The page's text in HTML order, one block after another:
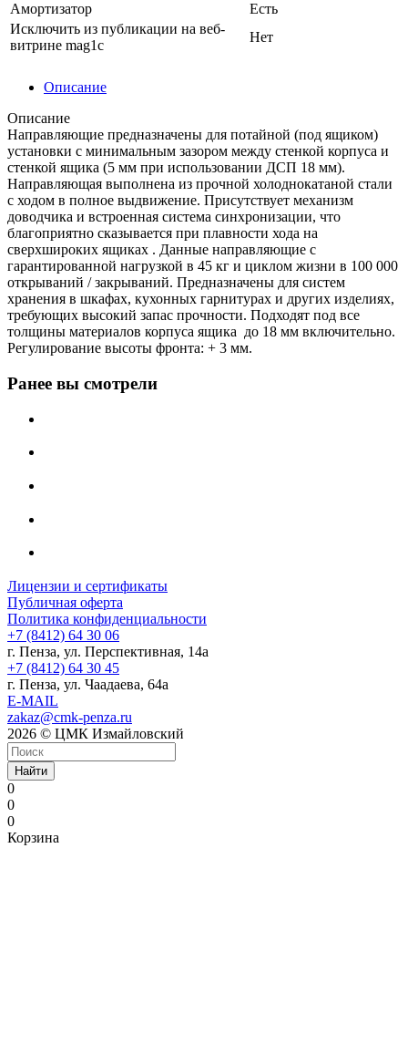
Амортизатор
Есть
Исключить из публикации на веб-
витрине mag1c
Нет
Описание
Описание
Направляющие предназначены для потайной (под ящиком)
установки с минимальным зазором между стенкой корпуса и
стенкой ящика (5 мм при использовании ДСП 18 мм).
Направляющая выполнена из прочной холоднокатаной стали
с ходом в полное выдвижение. Присутствует механизм
доводчика и встроенная система синхронизации, что
благоприятно сказывается при плавности хода на
сверхшироких ящиках . Данные направляющие с
гарантированной нагрузкой в 45 кг и циклом жизни в 100 000
открываний / закрываний. Предназначены для систем
хранения в шкафах, кухонных гарнитурах и других изделиях,
требующих высокий запас прочности. Подходят под все
толщины материалов корпуса ящика до 18 мм включительно.
Регулирование высоты фронта: + 3 мм.
Ранее вы смотрели
Лицензии и сертификаты
Публичная оферта
Политика конфиденциальности
+7 (8412) 64 30 06
г. Пенза, ул. Перспективная, 14а
+7 (8412) 64 30 45
г. Пенза, ул. Чаадаева, 64а
E-MAIL
zakaz@cmk-penza.ru
2026 © ЦМК Измайловский
Найти
0
0
0
Корзина